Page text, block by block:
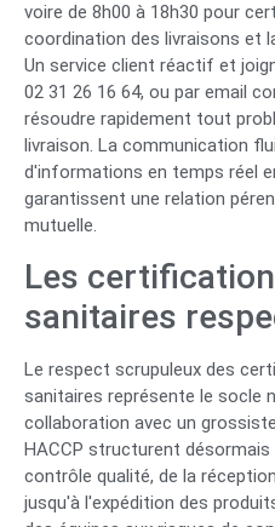
voire de 8h00 à 18h30 pour
coordination des livraisons et
Un service client réactif et
02 31 26 16 64, ou par email
résoudre rapidement tout
livraison. La communication
d'informations en temps réel
garantissent une relation
mutuelle.
Les
sanitaires
Le respect scrupuleux des
sanitaires représente le socle
collaboration avec un
HACCP structurent
contrôle qualité, de la
jusqu'à l'expédition des